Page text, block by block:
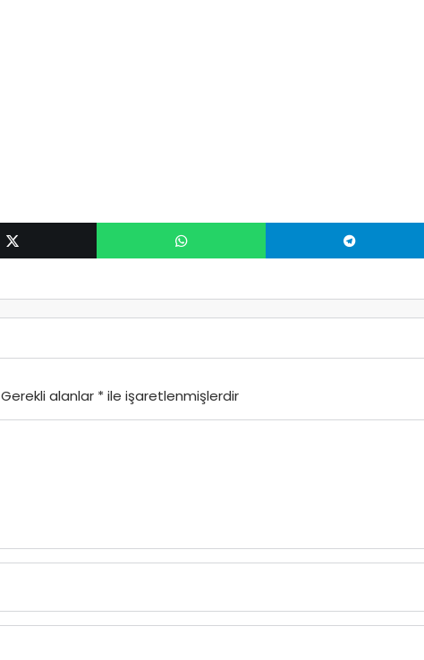
Gerekli alanlar *ile işaretlenmişlerdir